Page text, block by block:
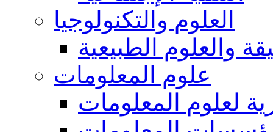
العلوم والتكنولوجيا
والعلوم الطبيعية
علوم المعلومات
لعلوم المعلومات